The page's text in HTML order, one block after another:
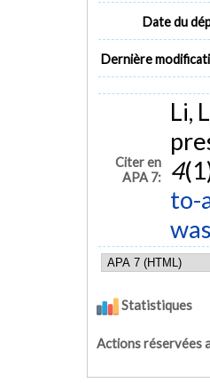
Date du
Dernière
Citer en
APA 7:
Li,
4
to-
Statistiques
Actions réservées